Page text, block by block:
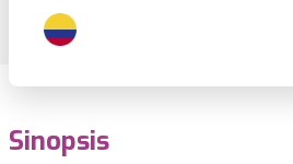
Sinopsis